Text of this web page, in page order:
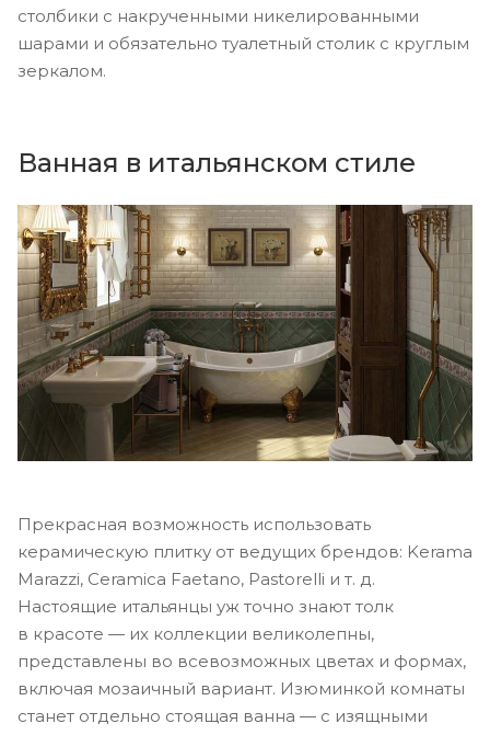
столбики с накрученными никелированными
шарами и обязательно туалетный столик с круглым
зеркалом.
Ванная в итальянском стиле
Прекрасная возможность использовать
керамическую плитку от ведущих брендов: Kerama
Marazzi, Ceramica Faetano, Pastorelli и т. д.
Настоящие итальянцы уж точно знают толк
в красоте — их коллекции великолепны,
представлены во всевозможных цветах и формах,
включая мозаичный вариант. Изюминкой комнаты
станет отдельно стоящая ванна — с изящными